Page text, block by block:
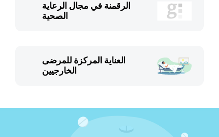
الرقمنة في مجال الرعاية
الصحية
العناية المركزة للمرضى
الخارجيين